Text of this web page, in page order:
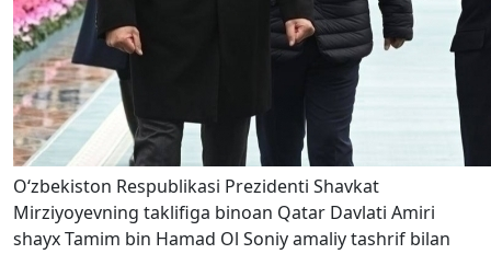
O‘zbekiston Respublikasi Prezidenti Shavkat
Mirziyoyevning taklifiga binoan Qatar Davlati Amiri
shayx Tamim bin Hamad Ol Soniy amaliy tashrif bilan